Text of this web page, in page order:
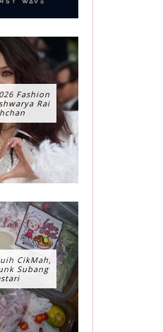
Fashion
Rai
CikMah,
Subang